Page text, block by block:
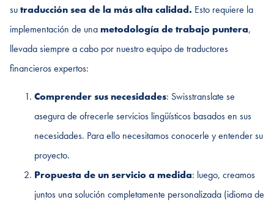
sutraducción sea de la más alta calidad. Esto requiere la
implementación de unametodología de trabajo puntera,
llevada siempre a cabo por nuestro equipo de traductores
financieros expertos:
Comprender sus necesidades: Swisstranslate se
asegura de ofrecerle servicios lingüísticos basados ​​en sus
necesidades. Para ello necesitamos conocerle y entender su
proyecto.
Propuesta de un servicio a medida: luego, creamos
juntos una solución completamente personalizada (idioma de